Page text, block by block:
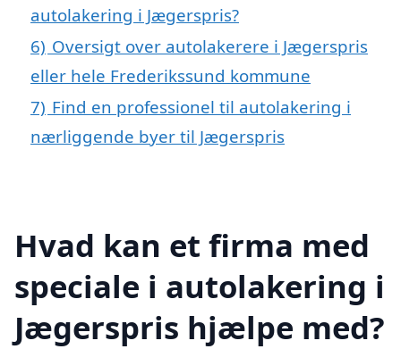
autolakering i Jægerspris?
6) Oversigt over autolakerere i Jægerspris
eller hele Frederikssund kommune
7) Find en professionel til autolakering i
nærliggende byer til Jægerspris
Hvad kan et firma med
speciale i autolakering i
Jægerspris hjælpe med?